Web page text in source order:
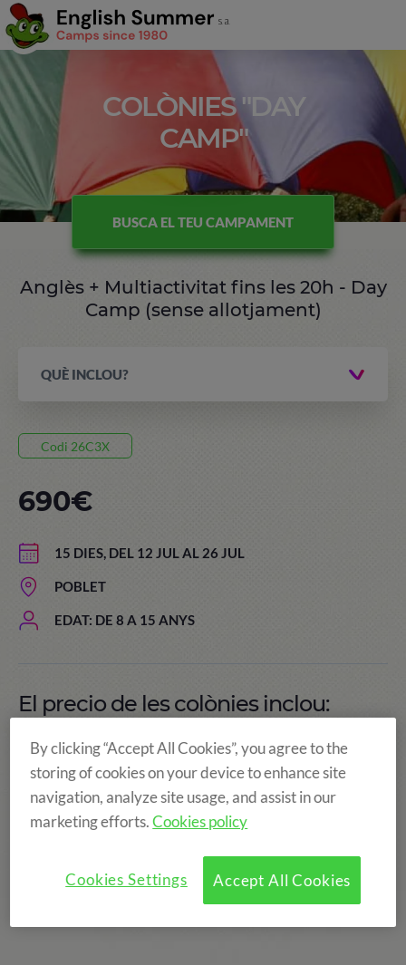
COLÒNIES "DAY
CAMP"
BUSCA EL TEU CAMPAMENT
Anglès + Multiactivitat fins les 20h - Day
Camp (sense allotjament)
QUÈ INCLOU?
Codi 26C3X
15 DIES, DEL 12 JUL AL 26 JUL
POBLET
EDAT: DE 8 A 15 ANYS
690€
El precio de les colònies inclou:
By clicking “Accept All Cookies”, you agree to the
storing of cookies on your device to enhance site
navigation, analyze site usage, and assist in our
marketing efforts.Cookies policy
Accept All Cookies
Cookies Settings